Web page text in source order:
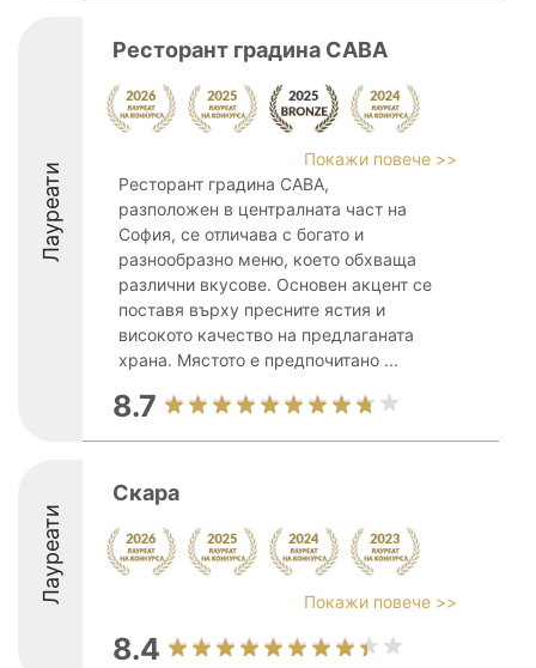
Лауреати
Ресторант градина САВА
Покажи повече >>
Ресторант градина САВА,
разположен в централната част на
София, се отличава с богато и
разнообразно меню, което обхваща
различни вкусове. Основен акцент се
поставя върху пресните ястия и
високото качество на предлаганата
храна. Мястото е предпочитано ...
8.7
Лауреати
Скара
Покажи повече >>
8.4